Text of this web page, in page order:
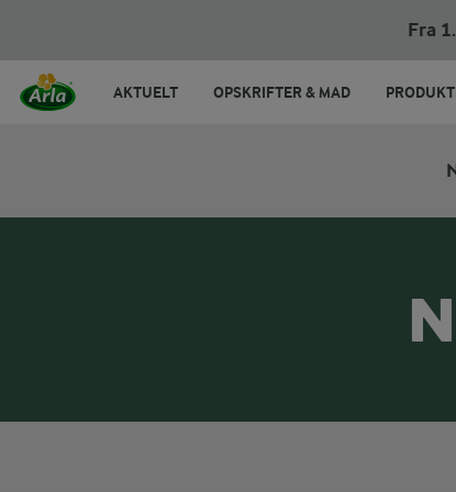
Fra
AKTUELT OPSKRIFTER & MAD